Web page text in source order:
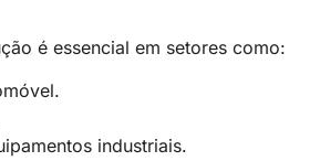
é essencial em setores como:
industriais.